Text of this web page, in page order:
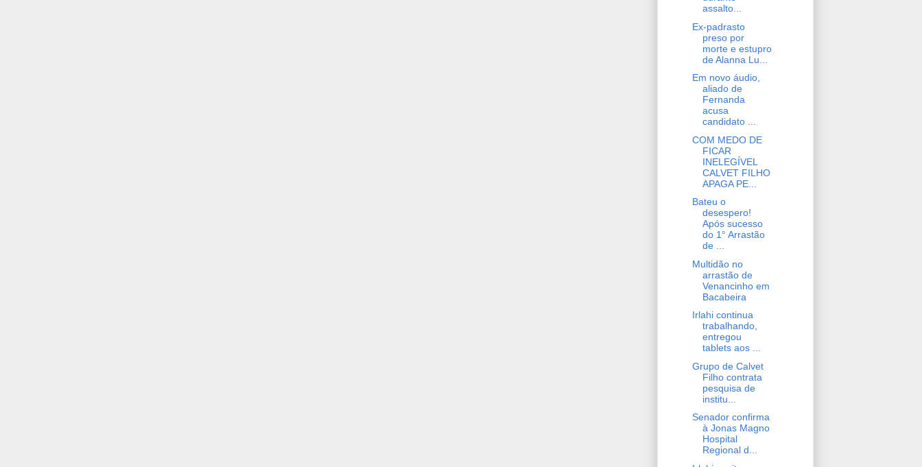
assalto...
Ex-padrasto
preso por
morte e estupro
de Alanna Lu...
Em novo áudio,
aliado de
Fernanda
acusa
candidato ...
COM MEDO DE
FICAR
INELEGÍVEL
CALVET FILHO
APAGA PE...
Bateu o
desespero!
Após sucesso
do 1° Arrastão
de ...
Multidão no
arrastão de
Venancinho em
Bacabeira
Irlahi continua
trabalhando,
entregou
tablets aos ...
Grupo de Calvet
Filho contrata
pesquisa de
institu...
Senador confirma
à Jonas Magno
Hospital
Regional d...